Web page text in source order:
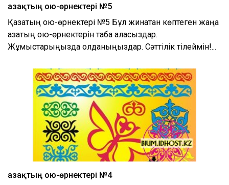
Қазақтың ою-өрнектері №5
Қазақтың ою-өрнектері №5 Бұл жинақтан көптеген жаңа
қазақтың ою-өрнектерін таба аласыздар.
Жұмыстарыңызда қолданыңыздар. Сәттілік тілеймін!...
Қазақтың ою-өрнектері №4